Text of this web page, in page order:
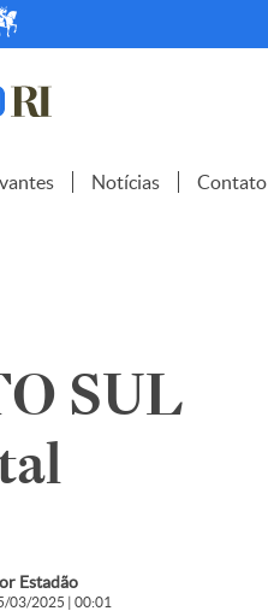
Notícias Contato
SUL
Estadão
03/2025 | 00:01